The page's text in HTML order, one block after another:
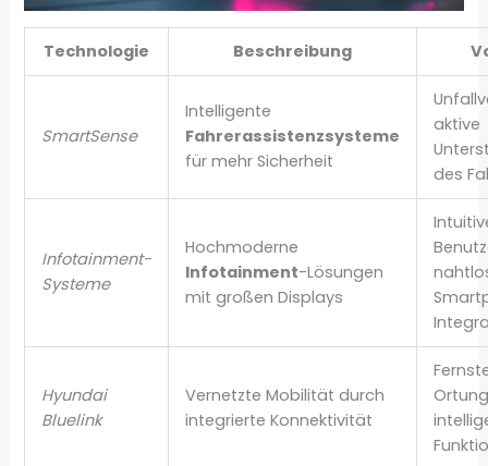
Technologie Beschreibung
SmartSense
Intelligente
Fahrerassistenzsysteme
für mehr Sicherheit
aktive
des
Infotainment-
Systeme
Hochmoderne
Infotainment-Lösungen
mit großen Displays
Hyundai
Bluelink
Vernetzte Mobilität durch
integrierte Konnektivität